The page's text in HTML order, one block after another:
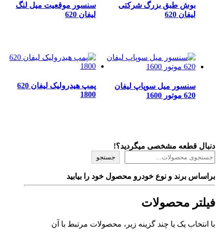
بوش طبق بزرگ شرکتی
لیفان 620
سنسور موقعیت میل لنگ
لیفان 620
سنسور میل سوپاپ لیفان
620 موتور 1600
پمپ هیدرولیک لیفان 620
1800
دنبال قطعه مشخصی میگردید؟!
جستجو
براساس برند و نوع خودرو محصول خود را بیابید
فیلتر محصولات
با انتخاب یک یا چند گزینه زیر، محصولات مرتبط با آن